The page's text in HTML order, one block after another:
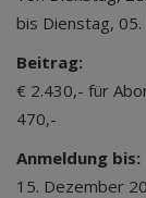
bis Dienstag,
Beitrag:
€ 2.430,- für
470,-
Anmeldung bis:
15. Dezember